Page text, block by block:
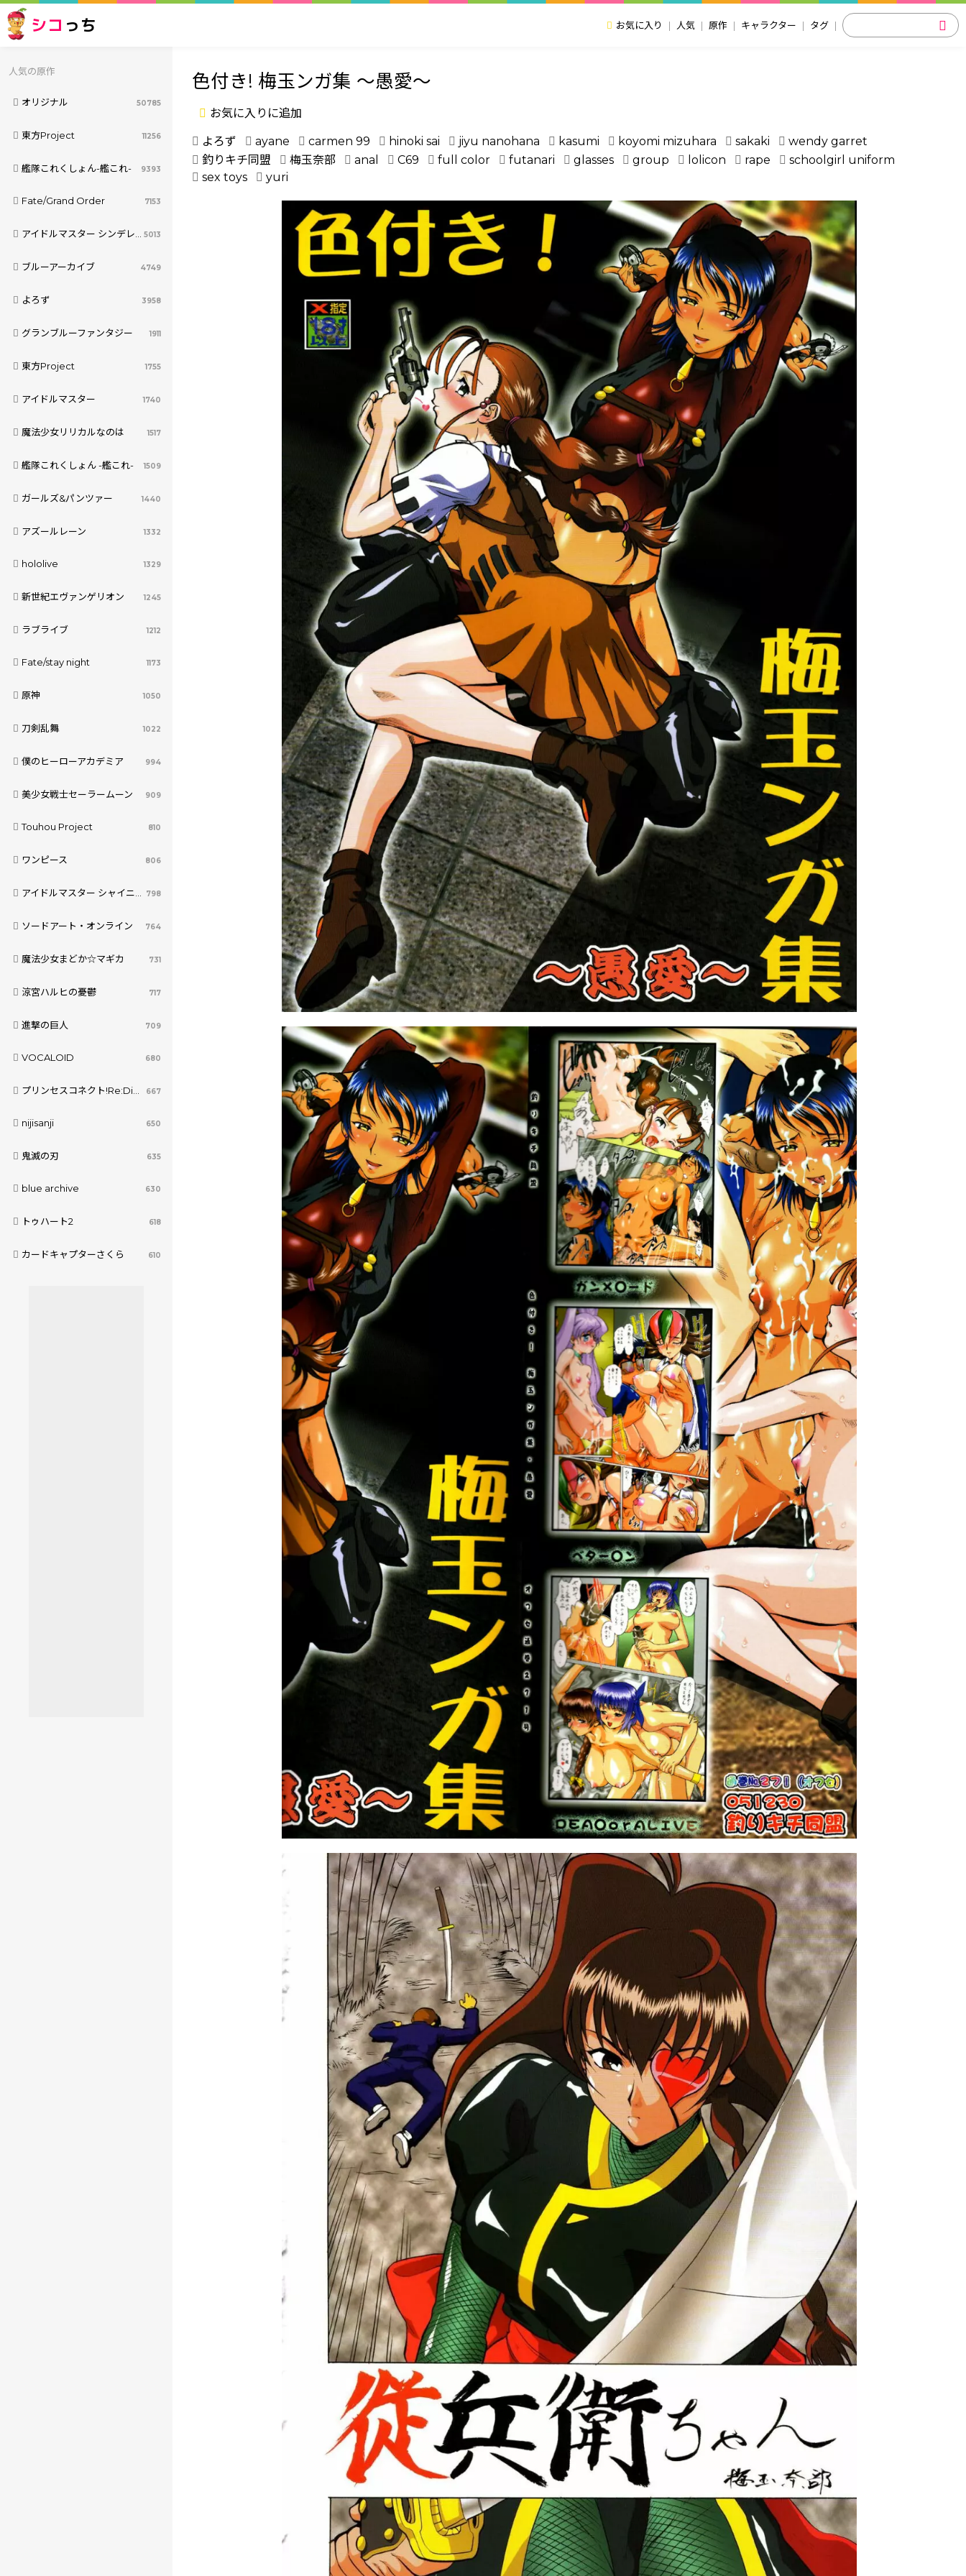
シコ っち お気に入り 人気 原作 キャラクター タグ
人気の原作
オリジナル 50785
東方Project 11256
艦隊これくしょん-艦これ- 9393
Fate/Grand Order 7153
アイドルマスター シンデレラガールズ 5013
ブルーアーカイブ 4749
よろず 3958
グランブルーファンタジー 1911
東方Project 1755
アイドルマスター 1740
魔法少女リリカルなのは 1517
艦隊これくしょん -艦これ- 1509
ガールズ&パンツァー 1440
アズールレーン 1332
hololive 1329
新世紀エヴァンゲリオン 1245
ラブライブ 1212
Fate/stay night 1173
原神 1050
刀剣乱舞 1022
僕のヒーローアカデミア 994
美少女戦士セーラームーン 909
Touhou Project 810
ワンピース 806
アイドルマスター シャイニーカラーズ 798
ソードアート・オンライン 764
魔法少女まどか☆マギカ 731
涼宮ハルヒの憂鬱 717
進撃の巨人 709
VOCALOID 680
プリンセスコネクト!Re:Dive 667
nijisanji 650
鬼滅の刃 635
blue archive 630
トゥハート2 618
カードキャプターさくら 610
色付き! 梅玉ンガ集 ～愚愛～
お気に入りに追加
よろず ayane carmen 99 hinoki sai jiyu nanohana kasumi koyomi mizuhara sakaki
wendy garret
釣りキチ同盟
梅玉奈部 anal C69 full color futanari glasses group lolicon rape
schoolgirl uniform
sex toys
yuri